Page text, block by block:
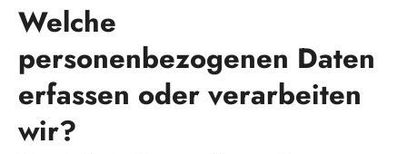
Welche
personenbezogenen Daten
erfassen oder verarbeiten
wir?